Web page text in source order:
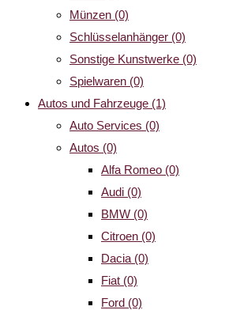
Münzen (0)
Schlüsselanhänger (0)
Sonstige Kunstwerke (0)
Spielwaren (0)
Autos und Fahrzeuge (1)
Auto Services (0)
Autos (0)
Alfa Romeo (0)
Audi (0)
BMW (0)
Citroen (0)
Dacia (0)
Fiat (0)
Ford (0)